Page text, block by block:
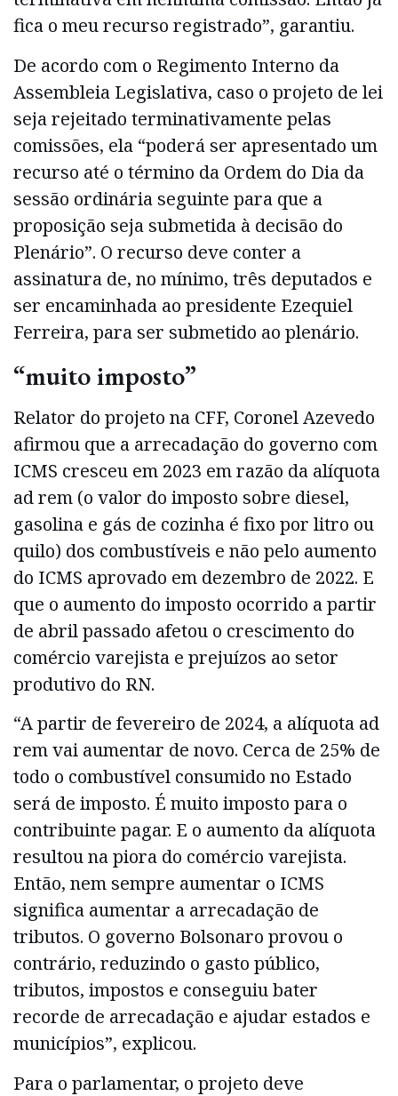
fica o meu recurso registrado”, garantiu.
De acordo com o Regimento Interno da
Assembleia Legislativa, caso o projeto de lei
seja rejeitado terminativamente pelas
comissões, ela “poderá ser apresentado um
recurso até o término da Ordem do Dia da
sessão ordinária seguinte para que a
proposição seja submetida à decisão do
Plenário”. O recurso deve conter a
assinatura de, no mínimo, três deputados e
ser encaminhada ao presidente Ezequiel
Ferreira, para ser submetido ao plenário.
“muito imposto”
Relator do projeto na CFF, Coronel Azevedo
afirmou que a arrecadação do governo com
ICMS cresceu em 2023 em razão da alíquota
ad rem (o valor do imposto sobre diesel,
gasolina e gás de cozinha é fixo por litro ou
quilo) dos combustíveis e não pelo aumento
do ICMS aprovado em dezembro de 2022. E
que o aumento do imposto ocorrido a partir
de abril passado afetou o crescimento do
comércio varejista e prejuízos ao setor
produtivo do RN.
“A partir de fevereiro de 2024, a alíquota ad
rem vai aumentar de novo. Cerca de 25% de
todo o combustível consumido no Estado
será de imposto. É muito imposto para o
contribuinte pagar. E o aumento da alíquota
resultou na piora do comércio varejista.
Então, nem sempre aumentar o ICMS
significa aumentar a arrecadação de
tributos. O governo Bolsonaro provou o
contrário, reduzindo o gasto público,
tributos, impostos e conseguiu bater
recorde de arrecadação e ajudar estados e
municípios”, explicou.
Para o parlamentar, o projeto deve